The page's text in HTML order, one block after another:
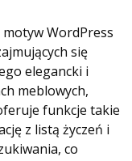
WordPress
się
elegancki i
meblowych,
funkcje takie
z listą życzeń i
co